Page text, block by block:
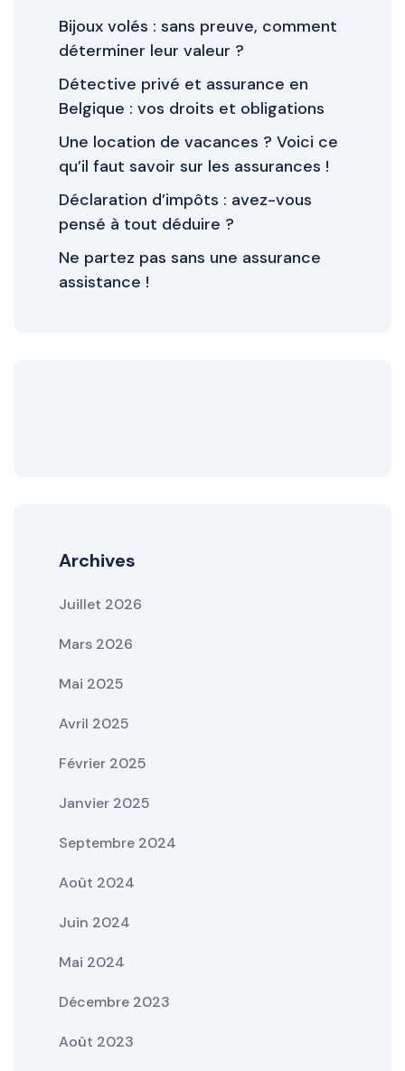
Bijoux volés : sans preuve, comment
déterminer leur valeur ?
Détective privé et assurance en
Belgique : vos droits et obligations
Une location de vacances ? Voici ce
qu’il faut savoir sur les assurances !
Déclaration d’impôts : avez-vous
pensé à tout déduire ?
Ne partez pas sans une assurance
assistance !
Archives
Juillet 2026
Mars 2026
Mai 2025
Avril 2025
Février 2025
Janvier 2025
Septembre 2024
Août 2024
Juin 2024
Mai 2024
Décembre 2023
Août 2023